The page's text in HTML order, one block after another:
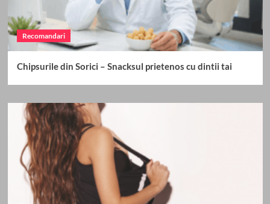
Recomandari
Chipsurile din Sorici – Snacksul prietenos cu dintii tai